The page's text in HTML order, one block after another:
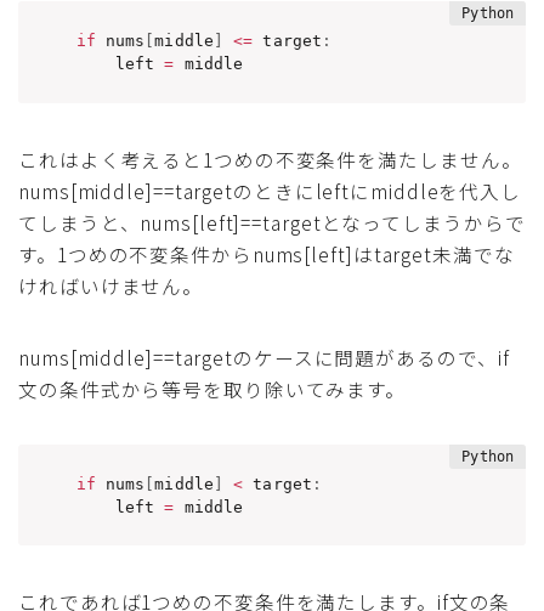
if nums [middle <= target :
    left
= middle
これはよく考えると1つめの不変条件を満たしません。
nums[middle]==targetのときにleftにmiddleを代入し
てしまうと、nums[left]==targetとなってしまうからで
す。1つめの不変条件からnums[left]はtarget未満でな
ければいけません。
nums[middle]==targetのケースに問題があるので、if
文の条件式から等号を取り除いてみます。
if nums [middle ] < target :
    left
= middle
これであれば1つめの不変条件を満たします。if文の条